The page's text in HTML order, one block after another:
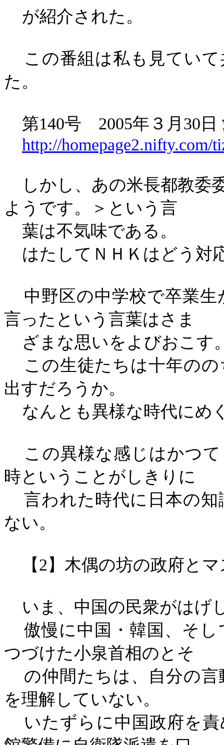
が紹介された。
この番組は私も見てい
た。
第140号 2005年３月 30 日
http://homepage2.nifty.com/
しかし、あの米長都教委
ようです。＞という言
葉は不気味である。
はたしてＮＨＫはどう対
中野区の中学校で卒業
言ったという言葉はさま
ざまな思いをよびおこす
この生徒たちは十年の
出すだろうか。
なんとも異様な時代にめ
この異様な感じはかつ
時ということがしきりに
言われた時代に日本の
ない。
【2】木偶の坊の政府と
いま、中国の民衆がはげ
傲慢に中国・韓国、そ
つづけた小泉首相のとそ
の仲間たちは、自分の
を理解していない。
いたずらに中国政府を